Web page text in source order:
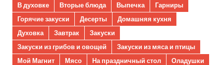
В духовке Вторые блюда Выпечка
Гарниры
Горячие закуски
Десерты
Домашняя кухня
Духовка
Завтрак
Закуски
Закуски из грибов и овощей
Закуски из мяса и птицы
Мой Магнит
Мясо На праздничный стол
Оладушки